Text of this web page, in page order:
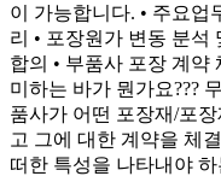
이 가능합니다. • 주요업
리 • 포장원가 변동 분석
합의 • 부품사 포장 계약
미하는 바가 뭔가요???
품사가 어떤 포장재/포
고 그에 대한 계약을 체
떠한 특성을 나타내야